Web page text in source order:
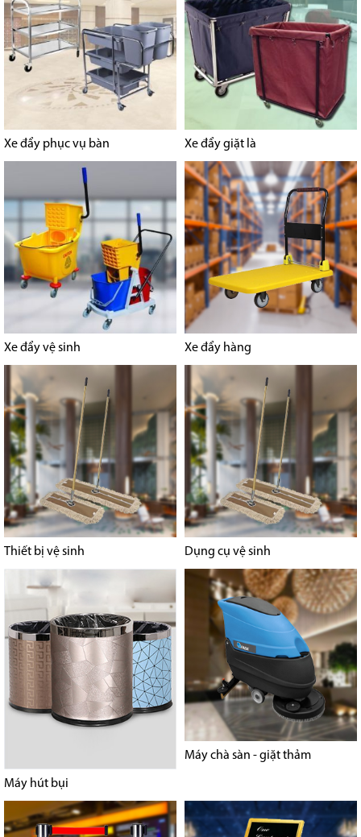
Xe đẩy phục vụ bàn Xe đẩy giặt là
Xe đẩy vệ sinh Xe đẩy hàng
Thiết bị vệ sinh Dụng cụ vệ sinh
Máy hút bụi
Máy chà sàn - giặt thảm